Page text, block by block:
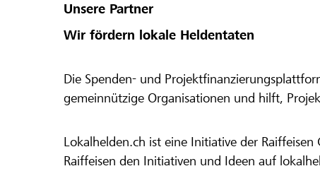
Unsere Partner
Wir fördern lokale Heldentaten
Die Spenden- und
gemeinnützige Organisationen und hilft,
Lokalhelden.ch ist eine Initiative der
Raiffeisen den Initiativen und Ideen auf